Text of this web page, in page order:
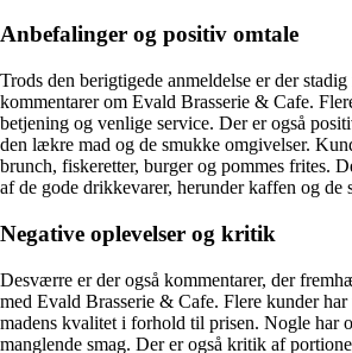
Anbefalinger og positiv omtale
Trods den berigtigede anmeldelse er der
kommentarer om Evald Brasserie & Cafe.
betjening og venlige service. Der er også
den lækre mad og de smukke omgivelser.
brunch, fiskeretter, burger og pommes frites.
af de gode drikkevarer, herunder kaffen og de
Negative oplevelser og kritik
Desværre er der også kommentarer, der
med Evald Brasserie & Cafe. Flere kunder
madens kvalitet i forhold til prisen. Nogle har
manglende smag. Der er også kritik af